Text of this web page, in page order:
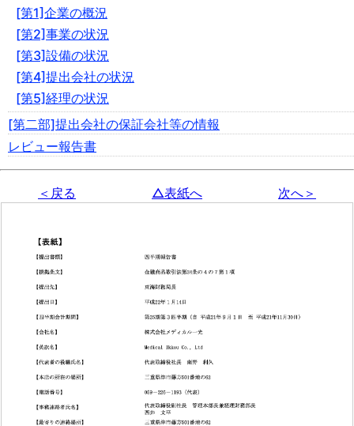
[第1]企業の概況
[第2]事業の状況
[第3]設備の状況
[第4]提出会社の状況
[第5]経理の状況
[第二部]提出会社の保証会社等の情報
レビュー報告書
＜戻る △表紙へ 次へ＞